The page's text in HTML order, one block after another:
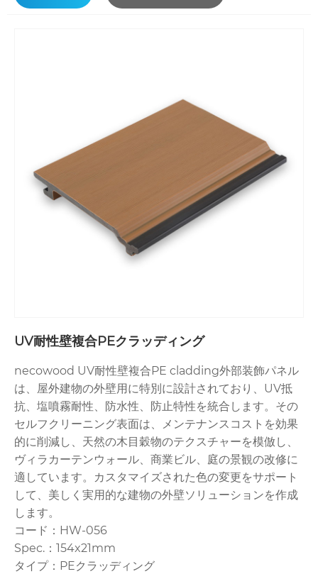
UV耐性壁複合PEクラッディング
necowood UV耐性壁複合PE cladding外部装飾パネル
は、屋外建物の外壁用に特別に設計されており、UV抵
抗、塩噴霧耐性、防水性、防止特性を統合します。その
セルフクリーニング表面は、メンテナンスコストを効果
的に削減し、天然の木目穀物のテクスチャーを模倣し、
ヴィラカーテンウォール、商業ビル、庭の景観の改修に
適しています。カスタマイズされた色の変更をサポート
して、美しく実用的な建物の外壁ソリューションを作成
します。
コード：HW-056
Spec.：154x21mm
タイプ：PEクラッディング